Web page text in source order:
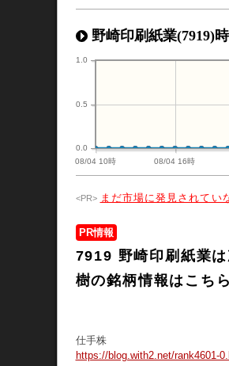
野崎印刷紙業(7919)
08/04 10時 08/04 16時
0.0
0.5
1.0
まだ市場に発見されてい
PR情報
7919 野崎印刷紙業
樹の銘柄情報はこち
仕手株
https://blog.with2.net/rank4601-